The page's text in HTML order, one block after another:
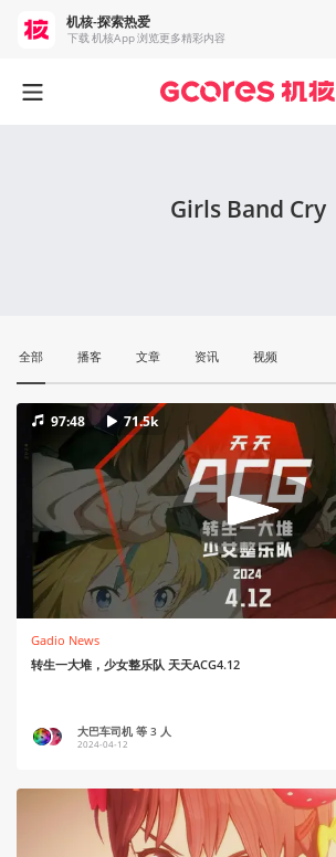
Girls Band Cry
全部 播客 文章 资讯 视频
97:48 71.5k
Gadio News
转生一大堆，少女整乐队 天天ACG4.12
大巴车司机 等 3 人
2024-04-12
机核-探索热爱
下载 机核App 浏览更多精彩内容